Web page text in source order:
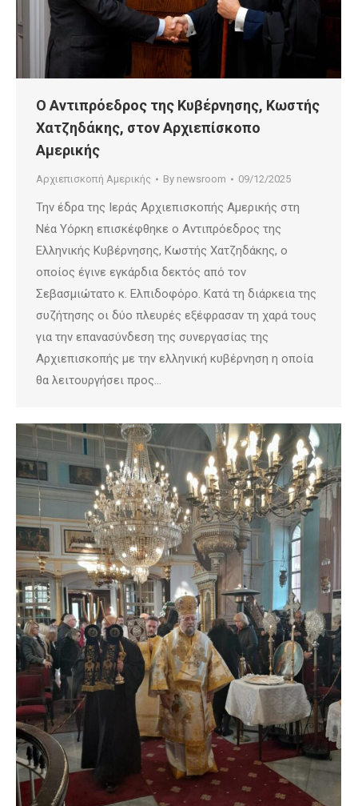
Ο Αντιπρόεδρος της Κυβέρνησης, Κωστής
Χατζηδάκης, στον Αρχιεπίσκοπο
Αμερικής
Αρχιεπισκοπή Αμερικής By newsroom 09/12/2025
Την έδρα της Ιεράς Αρχιεπισκοπής Αμερικής στη
Νέα Υόρκη επισκέφθηκε ο Αντιπρόεδρος της
Ελληνικής Κυβέρνησης, Κωστής Χατζηδάκης, ο
οποίος έγινε εγκάρδια δεκτός από τον
Σεβασμιώτατο κ. Ελπιδοφόρο. Κατά τη διάρκεια της
συζήτησης οι δύο πλευρές εξέφρασαν τη χαρά τους
για την επανασύνδεση της συνεργασίας της
Αρχιεπισκοπής με την ελληνική κυβέρνηση η οποία
θα λειτουργήσει προς…